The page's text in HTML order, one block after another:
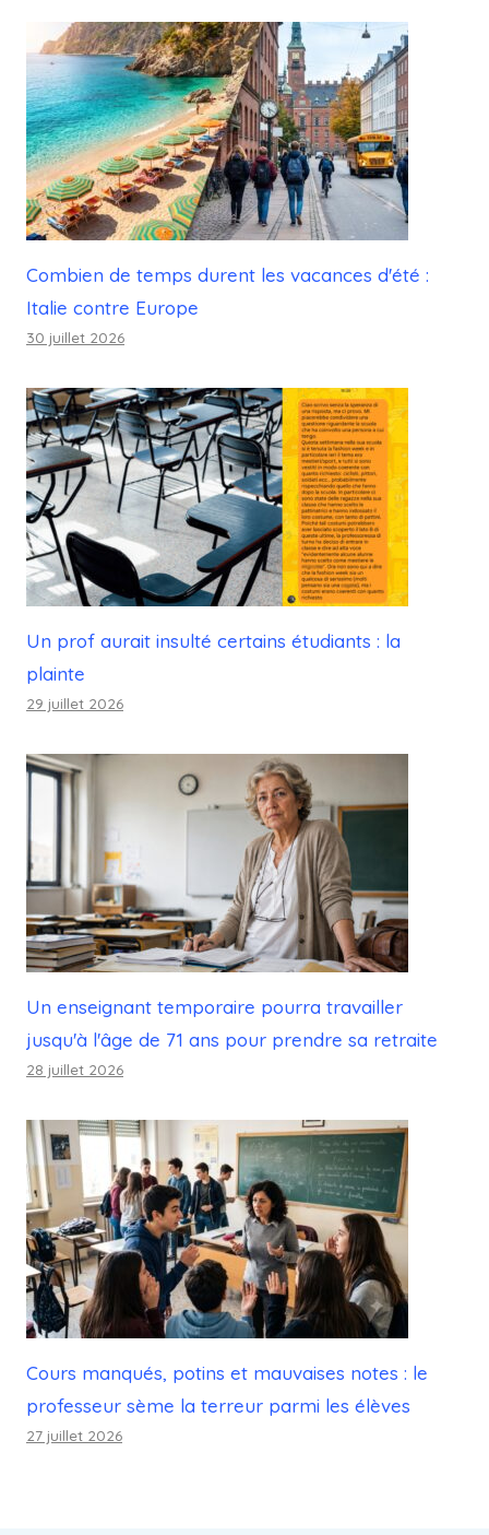
Combien de temps durent les vacances d'été :
Italie contre Europe
30 juillet 2026
Un prof aurait insulté certains étudiants : la
plainte
29 juillet 2026
Un enseignant temporaire pourra travailler
jusqu'à l'âge de 71 ans pour prendre sa retraite
28 juillet 2026
Cours manqués, potins et mauvaises notes : le
professeur sème la terreur parmi les élèves
27 juillet 2026